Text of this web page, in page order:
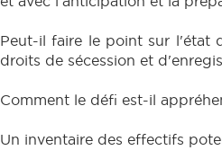
Peut-il faire le point sur l'état
droits de sécession et
Comment le défi est-il
Un inventaire des effectifs